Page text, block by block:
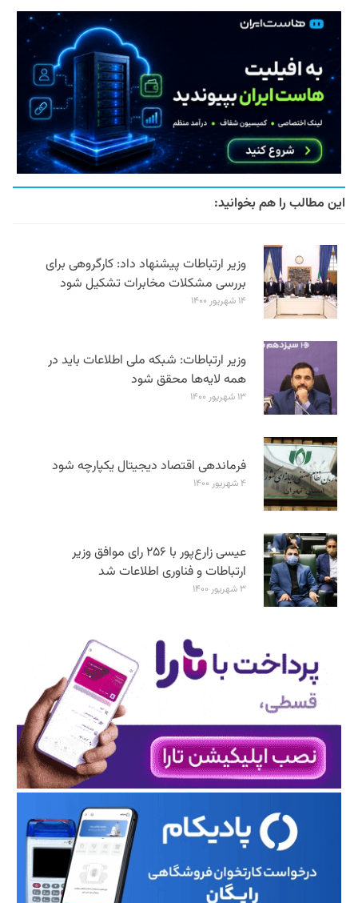
این مطالب را هم بخوانید:
وزیر ارتباطات پیشنهاد داد: کارگروهی برای
بررسی مشکلات مخابرات تشکیل شود
۱۴ شهریور ۱۴۰۰
وزیر ارتباطات: شبکه ملی اطلاعات باید در
همه لایه‌ها محقق شود
۱۳ شهریور ۱۴۰۰
فرماندهی اقتصاد دیجیتال یکپارچه شود
۴ شهریور ۱۴۰۰
عیسی زارع‌پور با ۲۵۶ رای موافق وزیر
ارتباطات و فناوری اطلاعات شد
۳ شهریور ۱۴۰۰